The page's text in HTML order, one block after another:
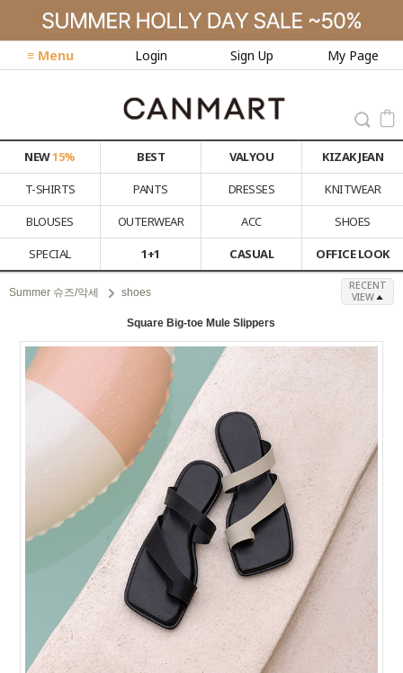
≡ Menu Login Sign Up My Page
NEW15% BEST VALYOU
KIZAK JEAN
T-SHIRTS
PANTS DRESSES
KNITWEAR
BLOUSES
OUTERWEAR ACC
SHOES
SPECIAL
1+1 CASUAL OFFICE LOOK
Summer 슈즈/악세 shoes
RECENT
VIEW
Square Big-toe Mule Slippers